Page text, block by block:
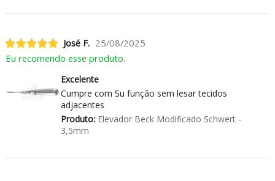
José F. 25/08/2025
Eu recomendo esse produto.
Excelente
Cumpre com Su função sem lesar tecidos
adjacentes
Produto:Elevador Beck Modificado Schwert -
3,5mm